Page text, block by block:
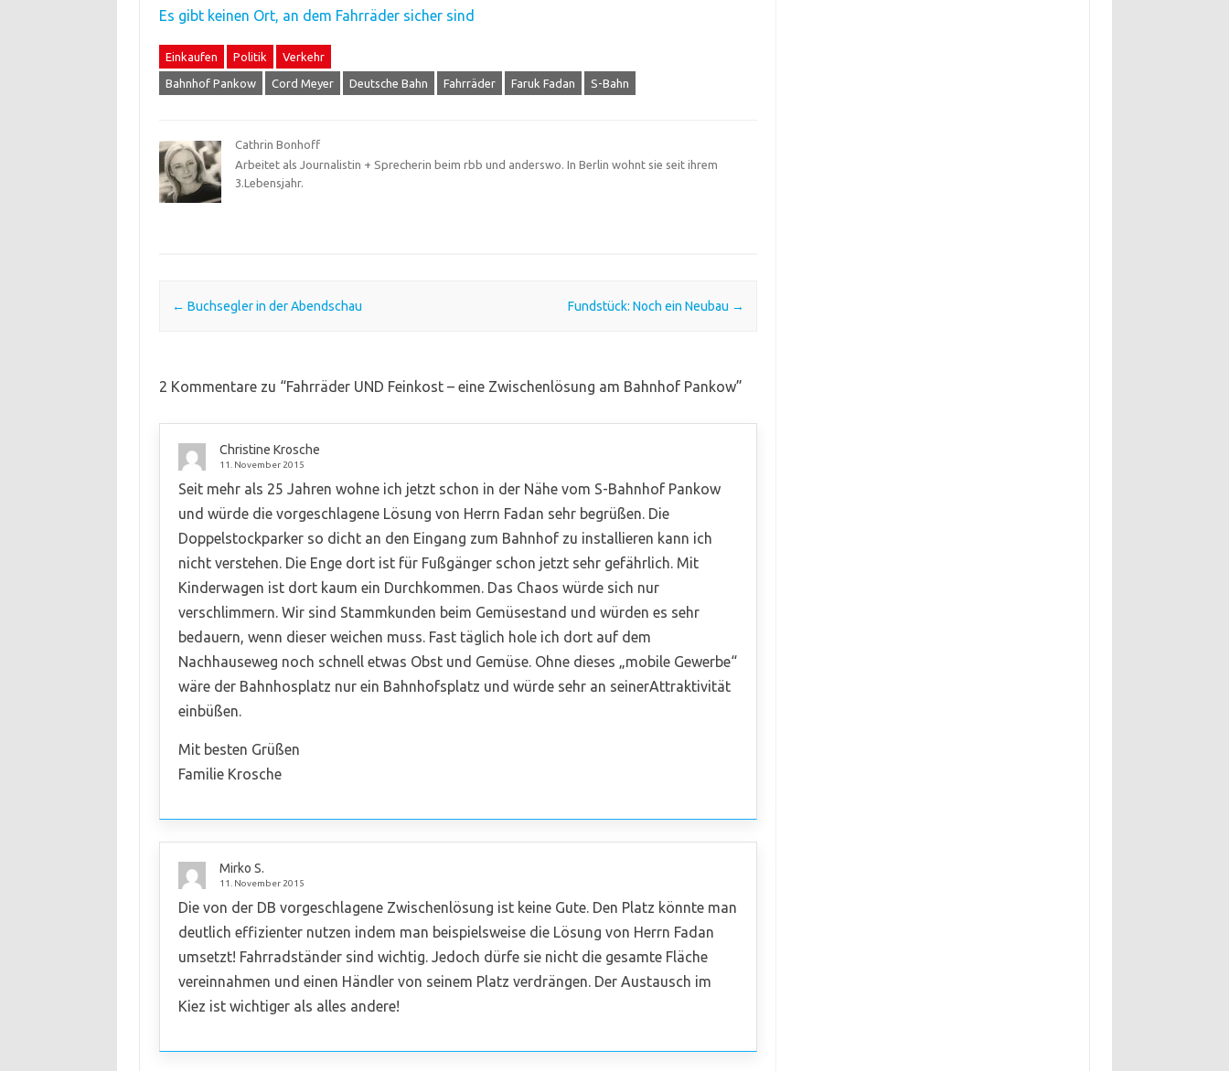
Es gibt keinen Ort, an dem Fahrräder sicher sind
Einkaufen Politik Verkehr
Bahnhof Pankow Cord Meyer Deutsche Bahn Fahrräder Faruk Fadan S-Bahn
Cathrin Bonhoff
Arbeitet als Journalistin + Sprecherin beim rbb und anderswo. In Berlin wohnt sie seit ihrem
3.Lebensjahr.
Post navigation
← Buchsegler in der Abendschau Fundstück: Noch ein Neubau →
2 Kommentare zu “Fahrräder UND Feinkost – eine Zwischenlösung am Bahnhof Pankow”
Christine Krosche
11. November 2015
Seit mehr als 25 Jahren wohne ich jetzt schon in der Nähe vom S-Bahnhof Pankow
und würde die vorgeschlagene Lösung von Herrn Fadan sehr begrüßen. Die
Doppelstockparker so dicht an den Eingang zum Bahnhof zu installieren kann ich
nicht verstehen. Die Enge dort ist für Fußgänger schon jetzt sehr gefährlich. Mit
Kinderwagen ist dort kaum ein Durchkommen. Das Chaos würde sich nur
verschlimmern. Wir sind Stammkunden beim Gemüsestand und würden es sehr
bedauern, wenn dieser weichen muss. Fast täglich hole ich dort auf dem
Nachhauseweg noch schnell etwas Obst und Gemüse. Ohne dieses „mobile Gewerbe“
wäre der Bahnhosplatz nur ein Bahnhofsplatz und würde sehr an seinerAttraktivität
einbüßen.
Mit besten Grüßen
Familie Krosche
Mirko S.
11. November 2015
Die von der DB vorgeschlagene Zwischenlösung ist keine Gute. Den Platz könnte man
deutlich effizienter nutzen indem man beispielsweise die Lösung von Herrn Fadan
umsetzt! Fahrradständer sind wichtig. Jedoch dürfe sie nicht die gesamte Fläche
vereinnahmen und einen Händler von seinem Platz verdrängen. Der Austausch im
Kiez ist wichtiger als alles andere!